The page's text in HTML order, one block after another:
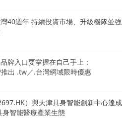
40週年 持續投資市場、升級機隊並強
牌入口要掌握在自己手上：
出 .tw／.台灣網域限時優惠
）與天津具身智能創新中心達成
智能醫療產業生態